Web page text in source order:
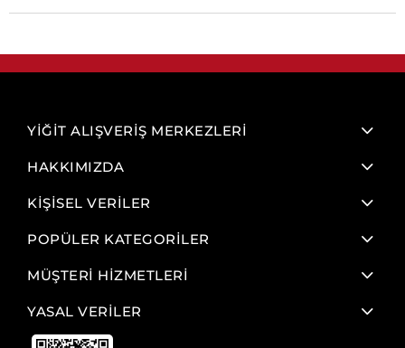
YİĞİT ALIŞVERİŞ MERKEZLERİ
HAKKIMIZDA
KİŞİSEL VERİLER
POPÜLER KATEGORİLER
MÜŞTERİ HİZMETLERİ
YASAL VERİLER